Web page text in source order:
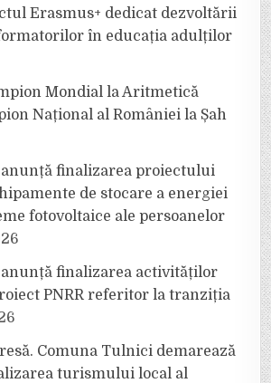
Erasmus+ dedicat dezvoltării
în educația adulților
Mondial la Aritmetică
Național al României la Șah
anunță finalizarea proiectului
de stocare a energiei
fotovoltaice ale persoanelor
anunță finalizarea activităților
PNRR referitor la tranziția
Comuna Tulnici demarează
turismului local al